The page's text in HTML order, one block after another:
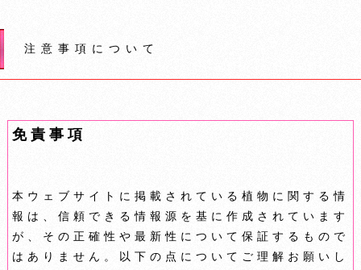
注意事項について
免責事項
本ウェブサイトに掲載されている植物に関する情
報は、信頼できる情報源を基に作成されています
が、その正確性や最新性について保証するもので
はありません。以下の点についてご理解お願いし